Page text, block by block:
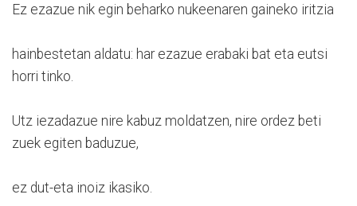
Ez ezazue nik egin beharko nukeenaren gaineko iritzia
hainbestetan aldatu: har ezazue erabaki bat eta eutsi
horri tinko.
Utz iezadazue nire kabuz moldatzen, nire ordez beti
zuek egiten baduzue,
ez dut-eta inoiz ikasiko.